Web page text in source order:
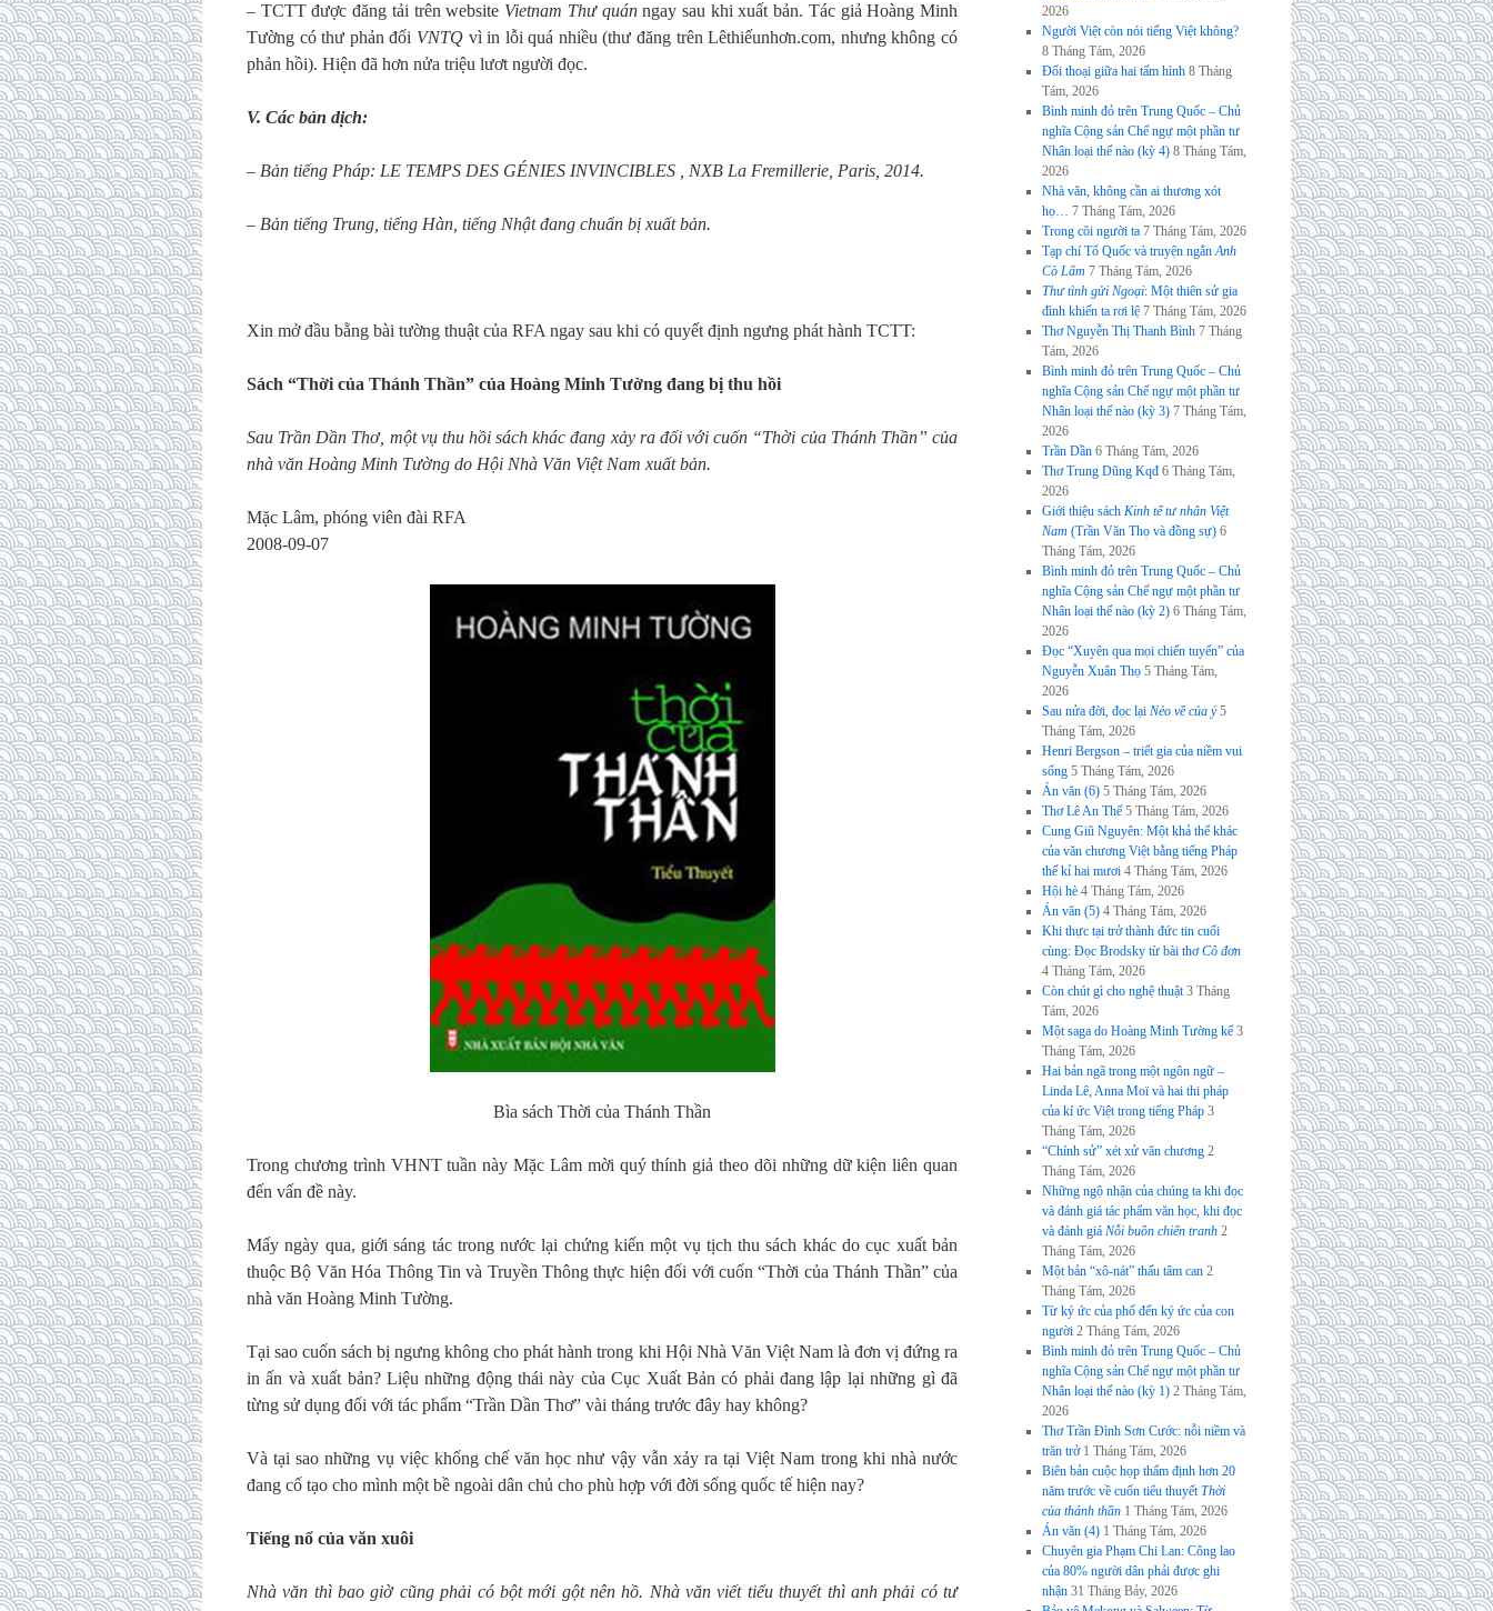
– TCTT được đăng tải trên website Vietnam Thư quánngay sau khi xuất bản. Tác giả Hoàng Minh
Tường có thư phản đối VNTQvì in lỗi quá nhiều (thư đăng trên Lêthiếunhơn.com, nhưng không có
phản hồi). Hiện đã hơn nửa triệu lươt người đọc.
V. Các bản dịch:
– Bản tiếng Pháp: LE TEMPS DES GÉNIES INVINCIBLES , NXB La Fremillerie, Paris, 2014.
– Bản tiếng Trung, tiếng Hàn, tiếng Nhật đang chuẩn bị xuất bản.
Xin mở đầu bằng bài tường thuật của RFA ngay sau khi có quyết định ngưng phát hành TCTT:
Sách “Thời của Thánh Thần” của Hoàng Minh Tường đang bị thu hồi
Sau Trần Dần Thơ, một vụ thu hồi sách khác đang xảy ra đối với cuốn “Thời của Thánh Thần” của
nhà văn Hoàng Minh Tường do Hội Nhà Văn Việt Nam xuất bản.
Mặc Lâm, phóng viên đài RFA
2008-09-07
Bìa sách Thời của Thánh Thần
Trong chương trình VHNT tuần này Mặc Lâm mời quý thính giả theo dõi những dữ kiện liên quan
đến vấn đề này.
Mấy ngày qua, giới sáng tác trong nước lại chứng kiến một vụ tịch thu sách khác do cục xuất bản
thuộc Bộ Văn Hóa Thông Tin và Truyền Thông thực hiện đối với cuốn “Thời của Thánh Thần” của
nhà văn Hoàng Minh Tường.
Tại sao cuốn sách bị ngưng không cho phát hành trong khi Hội Nhà Văn Việt Nam là đơn vị đứng ra
in ấn và xuất bản? Liệu những động thái này của Cục Xuất Bản có phải đang lập lại những gì đã
từng sử dụng đối với tác phẩm “Trần Dần Thơ” vài tháng trước đây hay không?
Và tại sao những vụ việc khống chế văn học như vậy vẫn xảy ra tại Việt Nam trong khi nhà nước
đang cố tạo cho mình một bề ngoài dân chủ cho phù hợp với đời sống quốc tế hiện nay?
Tiếng nổ của văn xuôi
Nhà văn thì bao giờ cũng phải có bột mới gột nên hồ. Nhà văn viết tiểu thuyết thì anh phải có tư
2026
Người Việt còn nói tiếng Việt không?
8 Tháng Tám, 2026
Đối thoại giữa hai tấm hình 8 Tháng
Tám, 2026
Bình minh đỏ trên Trung Quốc – Chủ
nghĩa Cộng sản Chế ngự một phần tư
Nhân loại thế nào (kỳ 4) 8 Tháng Tám,
2026
Nhà văn, không cần ai thương xót
họ… 7 Tháng Tám, 2026
Trong cõi người ta 7 Tháng Tám, 2026
Tạp chí Tổ Quốc và truyện ngắnAnh
Cò Lấm 7 Tháng Tám, 2026
Thư tình gửi Ngoại: Một thiên sử gia
đình khiến ta rơi lệ 7 Tháng Tám, 2026
Thơ Nguyễn Thị Thanh Bình 7 Tháng
Tám, 2026
Bình minh đỏ trên Trung Quốc – Chủ
nghĩa Cộng sản Chế ngự một phần tư
Nhân loại thế nào (kỳ 3) 7 Tháng Tám,
2026
Trần Dần 6 Tháng Tám, 2026
Thơ Trung Dũng Kqđ 6 Tháng Tám,
2026
Giới thiệu sách Kinh tế tư nhân Việt
Nam (Trần Văn Thọ và đồng sự) 6
Tháng Tám, 2026
Bình minh đỏ trên Trung Quốc – Chủ
nghĩa Cộng sản Chế ngự một phần tư
Nhân loại thế nào (kỳ 2) 6 Tháng Tám,
2026
Đọc “Xuyên qua mọi chiến tuyến” của
Nguyễn Xuân Thọ 5 Tháng Tám,
2026
Sau nửa đời, đọc lại Nẻo về của ý 5
Tháng Tám, 2026
Henri Bergson – triết gia của niềm vui
sống 5 Tháng Tám, 2026
Án văn (6) 5 Tháng Tám, 2026
Thơ Lê An Thế 5 Tháng Tám, 2026
Cung Giũ Nguyên: Một khả thể khác
của văn chương Việt bằng tiếng Pháp
thế kỉ hai mươi 4 Tháng Tám, 2026
Hội hè 4 Tháng Tám, 2026
Án văn (5) 4 Tháng Tám, 2026
Khi thực tại trở thành đức tin cuối
cùng: Đọc Brodsky từ bài thơCô đơn
4 Tháng Tám, 2026
Còn chút gì cho nghệ thuật 3 Tháng
Tám, 2026
Một saga do Hoàng Minh Tường kể 3
Tháng Tám, 2026
Hai bản ngã trong một ngôn ngữ –
Linda Lê, Anna Moï và hai thi pháp
của kí ức Việt trong tiếng Pháp 3
Tháng Tám, 2026
“Chính sử” xét xử văn chương 2
Tháng Tám, 2026
Những ngộ nhận của chúng ta khi đọc
và đánh giá tác phẩm văn học, khi đọc
và đánh giá Nỗi buồn chiến tranh 2
Tháng Tám, 2026
Một bản “xô-nát” thấu tâm can 2
Tháng Tám, 2026
Từ ký ức của phố đến ký ức của con
người 2 Tháng Tám, 2026
Bình minh đỏ trên Trung Quốc – Chủ
nghĩa Cộng sản Chế ngự một phần tư
Nhân loại thế nào (kỳ 1) 2 Tháng Tám,
2026
Thơ Trần Đình Sơn Cước: nỗi niềm và
trăn trở 1 Tháng Tám, 2026
Biên bản cuộc họp thẩm định hơn 20
năm trước về cuốn tiểu thuyếtThời
của thánh thần 1 Tháng Tám, 2026
Án văn (4) 1 Tháng Tám, 2026
Chuyên gia Phạm Chi Lan: Công lao
của 80% người dân phải được ghi
nhận 31 Tháng Bảy, 2026